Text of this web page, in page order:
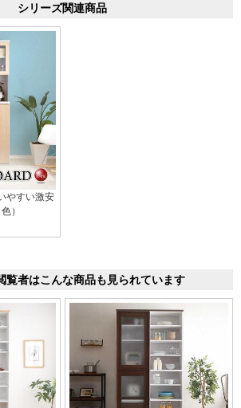
シリーズ関連商品
やすい激安
）
覧者はこんな商品も見られています